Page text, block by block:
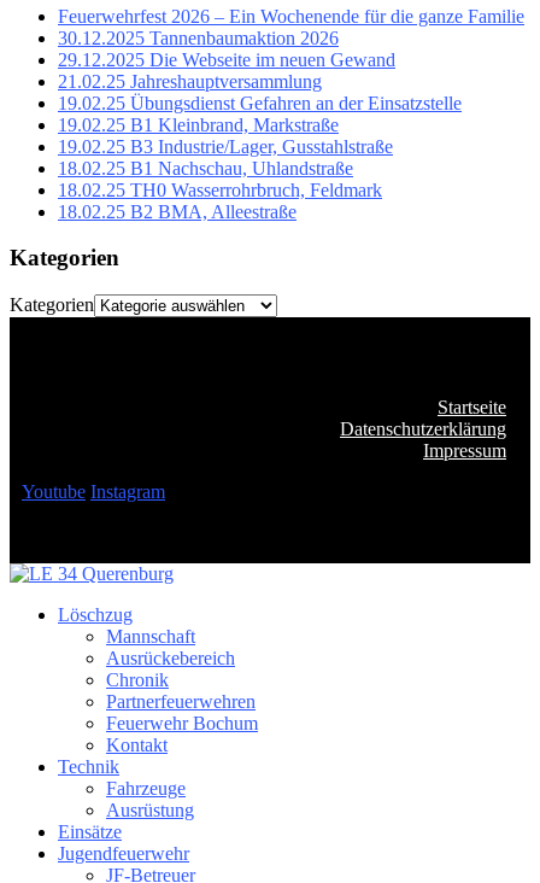
Feuerwehrfest 2026 – Ein Wochenende für die ganze Familie
30.12.2025 Tannenbaumaktion 2026
29.12.2025 Die Webseite im neuen Gewand
21.02.25 Jahreshauptversammlung
19.02.25 Übungsdienst Gefahren an der Einsatzstelle
19.02.25 B1 Kleinbrand, Markstraße
19.02.25 B3 Industrie/Lager, Gusstahlstraße
18.02.25 B1 Nachschau, Uhlandstraße
18.02.25 TH0 Wasserrohrbruch, Feldmark
18.02.25 B2 BMA, Alleestraße
Kategorien
Kategorien
Startseite
Datenschutzerklärung
Impressum
Youtube Instagram
Löschzug
Mannschaft
Ausrückebereich
Chronik
Partnerfeuerwehren
Feuerwehr Bochum
Kontakt
Technik
Fahrzeuge
Ausrüstung
Einsätze
Jugendfeuerwehr
JF-Betreuer